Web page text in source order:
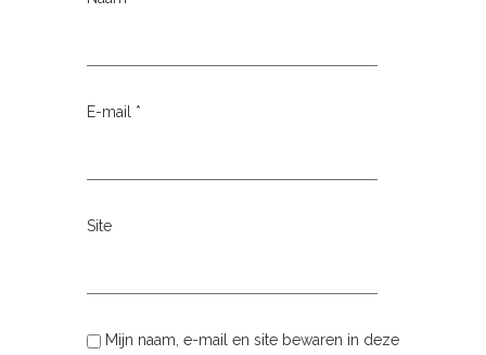
E-mail *
Site
Mijn naam, e-mail en site bewaren in deze